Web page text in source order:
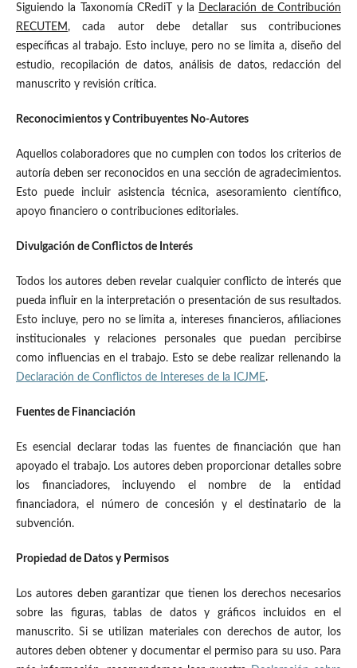
Siguiendo la Taxonomía CRediT y la Declaración de Contribución
RECUTEM, cada autor debe detallar sus contribuciones
específicas al trabajo. Esto incluye, pero no se limita a, diseño del
estudio, recopilación de datos, análisis de datos, redacción del
manuscrito y revisión crítica.
Reconocimientos y Contribuyentes No-Autores
Aquellos colaboradores que no cumplen con todos los criterios de
autoría deben ser reconocidos en una sección de agradecimientos.
Esto puede incluir asistencia técnica, asesoramiento científico,
apoyo financiero o contribuciones editoriales.
Divulgación de Conflictos de Interés
Todos los autores deben revelar cualquier conflicto de interés que
pueda influir en la interpretación o presentación de sus resultados.
Esto incluye, pero no se limita a, intereses financieros, afiliaciones
institucionales y relaciones personales que puedan percibirse
como influencias en el trabajo. Esto se debe realizar rellenando la
Declaración de Conflictos de Intereses de la ICJME.
Fuentes de Financiación
Es esencial declarar todas las fuentes de financiación que han
apoyado el trabajo. Los autores deben proporcionar detalles sobre
los financiadores, incluyendo el nombre de la entidad
financiadora, el número de concesión y el destinatario de la
subvención.
Propiedad de Datos y Permisos
Los autores deben garantizar que tienen los derechos necesarios
sobre las figuras, tablas de datos y gráficos incluidos en el
manuscrito. Si se utilizan materiales con derechos de autor, los
autores deben obtener y documentar el permiso para su uso. Para